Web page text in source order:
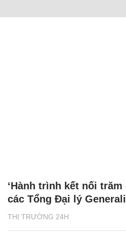
THỊ TRƯỜNG 24H
‘Hành trình kết nối trăm
các Tổng Đại lý